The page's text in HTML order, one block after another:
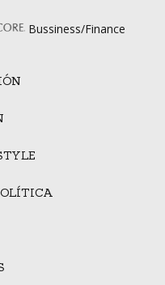
Bussiness/Finance